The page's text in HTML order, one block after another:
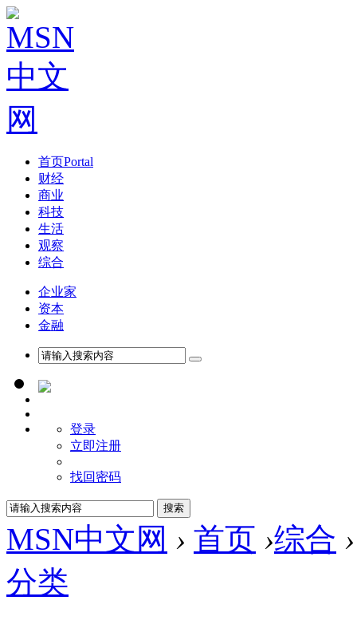
首页Portal
财经
商业
科技
生活
观察
综合
企业家
资本
金融
登录
立即注册
找回密码
MSN中文网 › 首页 ›综合 ›
分类